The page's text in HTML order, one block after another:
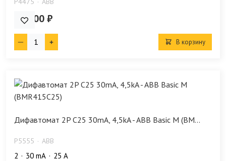
658.00 ₽
В корзину
Дифавтомат 2P C25 30mA, 4,5kA - ABB Basic M (BM...
P5555 ABB
2 30 mA 25 А